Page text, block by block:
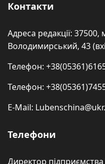
Контакти
Адреса редакції:
Володимирський, 43
Телефон:
Телефон:
E-Mail:
Телефони
Директор